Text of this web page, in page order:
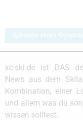
Schreibe einen
xc-ski.de ist DAS
News aus dem
Kombination, einer
und allem was du
wissen solltest.